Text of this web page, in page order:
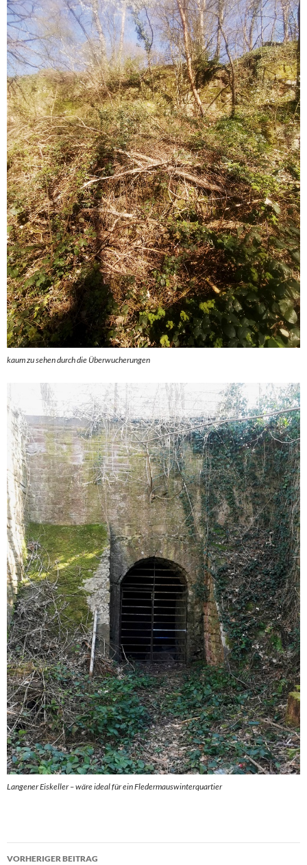
kaum zu sehen durch die Überwucherungen
Langener Eiskeller – wäre ideal für ein Fledermauswinterquartier
Beitrags-
VORHERIGER BEITRAG